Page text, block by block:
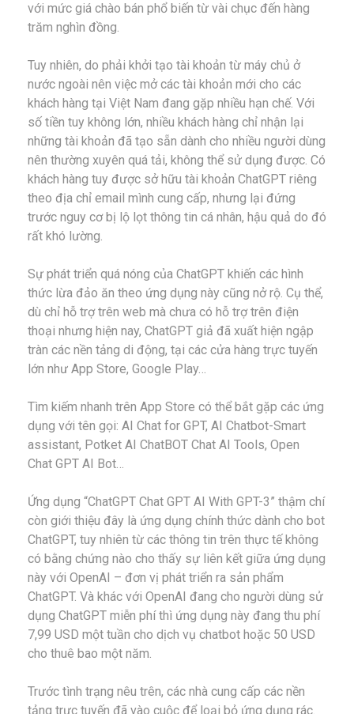
với mức giá chào bán phổ biến từ vài chục đến hàng
trăm nghìn đồng.
Tuy nhiên, do phải khởi tạo tài khoản từ máy chủ ở
nước ngoài nên việc mở các tài khoản mới cho các
khách hàng tại Việt Nam đang gặp nhiều hạn chế. Với
số tiền tuy không lớn, nhiều khách hàng chỉ nhận lại
những tài khoản đã tạo sẵn dành cho nhiều người dùng
nên thường xuyên quá tải, không thể sử dụng được. Có
khách hàng tuy được sở hữu tài khoản ChatGPT riêng
theo địa chỉ email mình cung cấp, nhưng lại đứng
trước nguy cơ bị lộ lọt thông tin cá nhân, hậu quả do đó
rất khó lường.
Sự phát triển quá nóng của ChatGPT khiến các hình
thức lừa đảo ăn theo ứng dụng này cũng nở rộ. Cụ thể,
dù chỉ hỗ trợ trên web mà chưa có hỗ trợ trên điện
thoại nhưng hiện nay, ChatGPT giả đã xuất hiện ngập
tràn các nền tảng di động, tại các cửa hàng trực tuyến
lớn như App Store, Google Play…
Tìm kiếm nhanh trên App Store có thể bắt gặp các ứng
dụng với tên gọi: AI Chat for GPT, AI Chatbot-Smart
assistant, Potket AI ChatBOT Chat AI Tools, Open
Chat GPT AI Bot…
Ứng dụng “ChatGPT Chat GPT AI With GPT-3” thậm chí
còn giới thiệu đây là ứng dụng chính thức dành cho bot
ChatGPT, tuy nhiên từ các thông tin trên thực tế không
có bằng chứng nào cho thấy sự liên kết giữa ứng dụng
này với OpenAI – đơn vị phát triển ra sản phẩm
ChatGPT. Và khác với OpenAI đang cho người dùng sử
dụng ChatGPT miễn phí thì ứng dụng này đang thu phí
7,99 USD một tuần cho dịch vụ chatbot hoặc 50 USD
cho thuê bao một năm.
Trước tình trạng nêu trên, các nhà cung cấp các nền
tảng trực tuyến đã vào cuộc để loại bỏ ứng dụng rác.